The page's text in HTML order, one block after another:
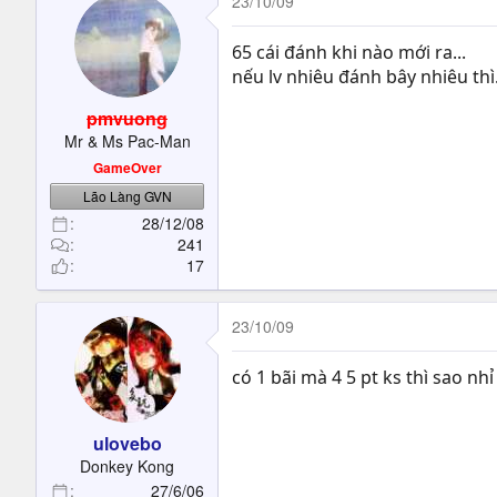
pmvuong
Mr & Ms Pac-Man
GameOver
Lão Làng GVN
28/12/08
241
17
65 cái đánh khi nào mới ra...
nếu lv nhiêu đánh bây nhiêu
ulovebo
Donkey Kong
27/6/06
23/10/09
có 1 bãi mà 4 5 pt ks thì sao nhỉ